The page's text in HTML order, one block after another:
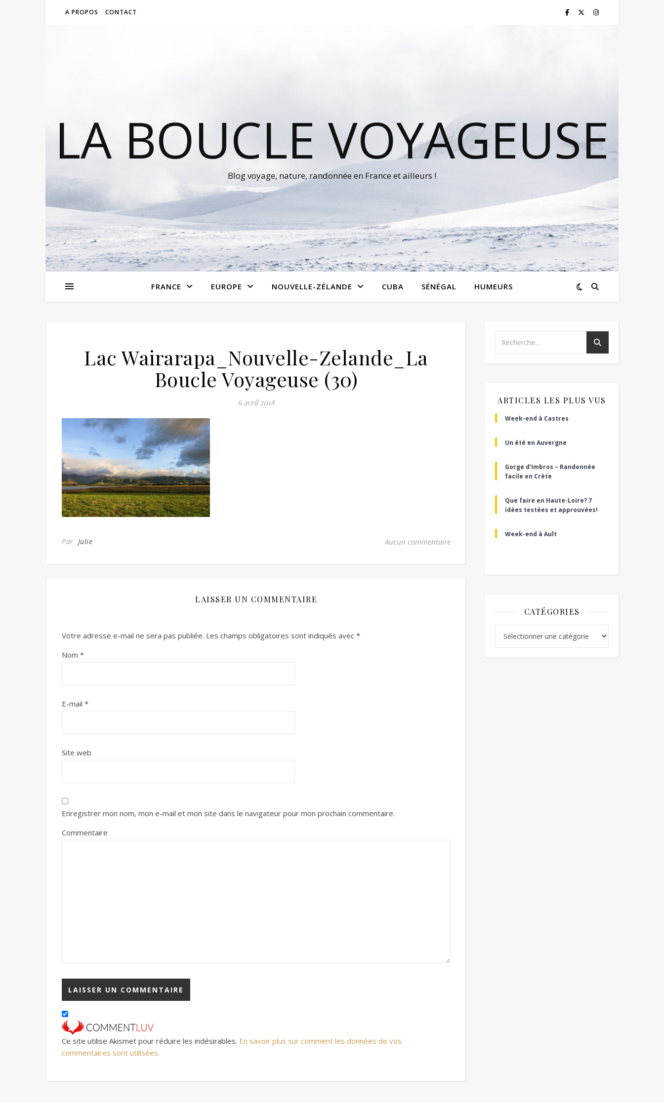
A PROPOS CONTACT
LA BOUCLE VOYAGEUSE
Blog voyage, nature, randonnée en France et ailleurs !
FRANCE EUROPE NOUVELLE-ZÉLANDE CUBA SÉNÉGAL HUMEURS
Lac Wairarapa_Nouvelle-Zelande_La
Boucle Voyageuse (30)
6 avril 2018
Par Julie Aucun commentaire
LAISSER UN COMMENTAIRE
Votre adresse e-mail ne sera pas publiée. Les champs obligatoires sont indiqués avec *
Nom *
E-mail *
Site web
Enregistrer mon nom, mon e-mail et mon site dans le navigateur pour mon prochain commentaire.
Commentaire
Ce site utilise Akismet pour réduire les indésirables. En savoir plus sur comment les données de vos
commentaires sont utilisées.
ARTICLES LES PLUS VUS
Week-end à Castres
Un été en Auvergne
Gorge d’Imbros – Randonnée
facile en Crète
Que faire en Haute-Loire? 7
idées testées et approuvées!
Week-end à Ault
CATÉGORIES